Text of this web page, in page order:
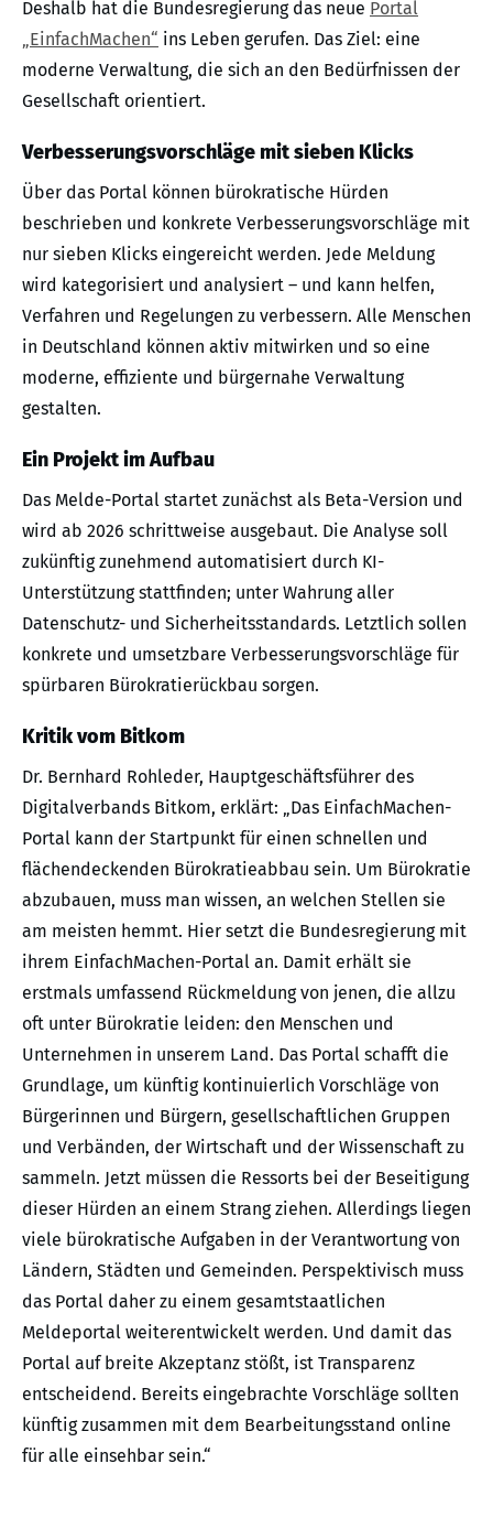
Deshalb hat die Bundesregierung das neue Portal
„EinfachMachen“ ins Leben gerufen. Das Ziel: eine
moderne Verwaltung, die sich an den Bedürfnissen der
Gesellschaft orientiert.
Verbesserungsvorschläge mit sieben Klicks
Über das Portal können bürokratische Hürden
beschrieben und konkrete Verbesserungsvorschläge mit
nur sieben Klicks eingereicht werden. Jede Meldung
wird kategorisiert und analysiert – und kann helfen,
Verfahren und Regelungen zu verbessern. Alle Menschen
in Deutschland können aktiv mitwirken und so eine
moderne, effiziente und bürgernahe Verwaltung
gestalten.
Ein Projekt im Aufbau
Das Melde-Portal startet zunächst als Beta-Version und
wird ab 2026 schrittweise ausgebaut. Die Analyse soll
zukünftig zunehmend automatisiert durch KI-
Unterstützung stattfinden; unter Wahrung aller
Datenschutz- und Sicherheitsstandards. Letztlich sollen
konkrete und umsetzbare Verbesserungsvorschläge für
spürbaren Bürokratierückbau sorgen.
Kritik vom Bitkom
Dr. Bernhard Rohleder, Hauptgeschäftsführer des
Digitalverbands Bitkom, erklärt: „Das EinfachMachen-
Portal kann der Startpunkt für einen schnellen und
flächendeckenden Bürokratieabbau sein. Um Bürokratie
abzubauen, muss man wissen, an welchen Stellen sie
am meisten hemmt. Hier setzt die Bundesregierung mit
ihrem EinfachMachen-Portal an. Damit erhält sie
erstmals umfassend Rückmeldung von jenen, die allzu
oft unter Bürokratie leiden: den Menschen und
Unternehmen in unserem Land. Das Portal schafft die
Grundlage, um künftig kontinuierlich Vorschläge von
Bürgerinnen und Bürgern, gesellschaftlichen Gruppen
und Verbänden, der Wirtschaft und der Wissenschaft zu
sammeln. Jetzt müssen die Ressorts bei der Beseitigung
dieser Hürden an einem Strang ziehen. Allerdings liegen
viele bürokratische Aufgaben in der Verantwortung von
Ländern, Städten und Gemeinden. Perspektivisch muss
das Portal daher zu einem gesamtstaatlichen
Meldeportal weiterentwickelt werden. Und damit das
Portal auf breite Akzeptanz stößt, ist Transparenz
entscheidend. Bereits eingebrachte Vorschläge sollten
künftig zusammen mit dem Bearbeitungsstand online
für alle einsehbar sein.“